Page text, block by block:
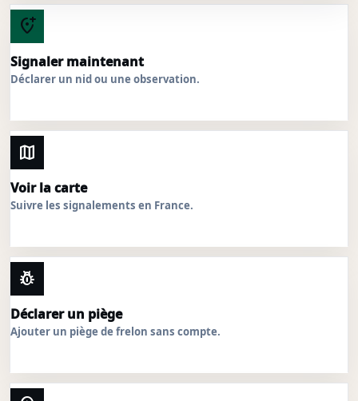
add_location_alt
Signaler maintenant
Déclarer un nid ou une observation.
map
Voir la carte
Suivre les signalements en France.
pest_control
Déclarer un piège
Ajouter un piège de frelon sans compte.